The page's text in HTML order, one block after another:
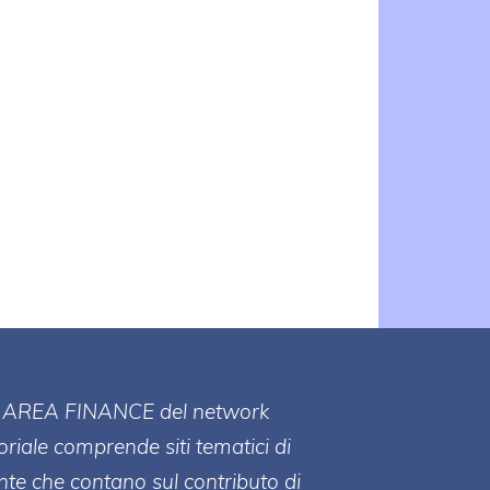
FINANCE del network
comprende siti tematici di
che contano sul contributo di